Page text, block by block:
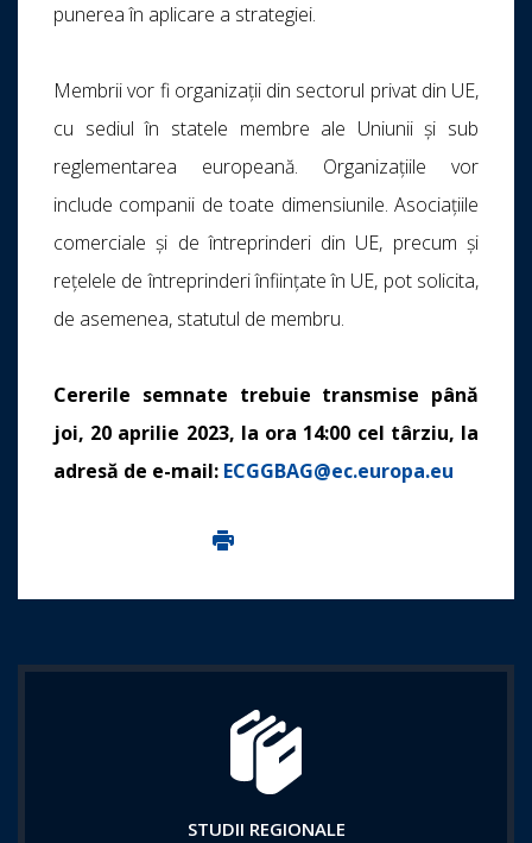
punerea în aplicare a strategiei.
Membrii vor fi organizații din sectorul privat din UE,
cu sediul în statele membre ale Uniunii și sub
reglementarea europeană. Organizațiile vor
include companii de toate dimensiunile. Asociațiile
comerciale și de întreprinderi din UE, precum și
rețelele de întreprinderi înființate în UE, pot solicita,
de asemenea, statutul de membru.
Cererile semnate trebuie transmise până
joi, 20 aprilie 2023, la ora 14:00 cel târziu, la
adresă de e-mail: ECGGBAG@ec.europa.eu
Imprima aceasta pagina
STUDII REGIONALE